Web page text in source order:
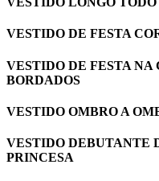
VESTIDO DE FESTA
VESTIDO DE FESTA NA
BORDADOS
VESTIDO OMBRO A
VESTIDO DEBUTANTE
PRINCESA